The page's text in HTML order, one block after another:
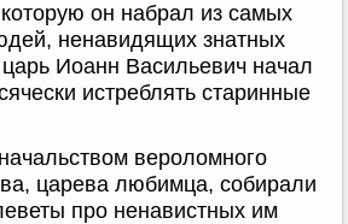
он набрал из самых
ненавидящих знатных
Иоанн Васильевич начал
истреблять старинные
вероломного
царева любимца, собирали
про ненавистных им